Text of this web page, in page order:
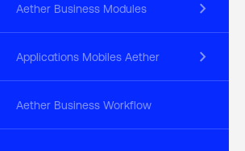
Aether Business Modules keyboard_arrow_right
Applications Mobiles Aether keyboard_arrow_right
Aether Business Workflow